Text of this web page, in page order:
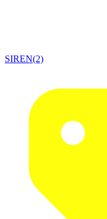
SIREN(2)